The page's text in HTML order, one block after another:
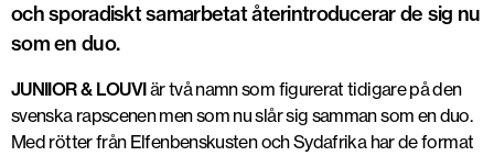
och sporadiskt samarbetat återintroducerar de sig nu
som en duo.
JUNIIOR & LOUVIär två namn som figurerat tidigare på den
svenska rapscenen men som nu slår sig samman som en duo.
Med rötter från Elfenbenskusten och Sydafrika har de format